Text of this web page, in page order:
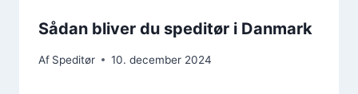
Sådan bliver du speditør i Danmark
Af Speditør 10. december 2024